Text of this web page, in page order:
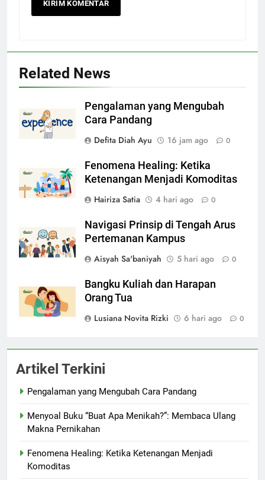
Related News
Pengalaman yang Mengubah
Cara Pandang
Defita Diah Ayu
16 jam ago 0
Fenomena Healing: Ketika
Ketenangan Menjadi Komoditas
Hairiza Satia
4 hari ago 0
Navigasi Prinsip di Tengah Arus
Pertemanan Kampus
Aisyah Sa'baniyah
5 hari ago 0
Bangku Kuliah dan Harapan
Orang Tua
Lusiana Novita Rizki
6 hari ago 0
Artikel Terkini
Pengalaman yang Mengubah Cara Pandang
Menyoal Buku “Buat Apa Menikah?”: Membaca Ulang
Makna Pernikahan
Fenomena Healing: Ketika Ketenangan Menjadi
Komoditas